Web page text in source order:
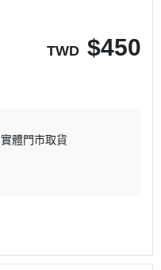
TWD $450
實體門市取貨